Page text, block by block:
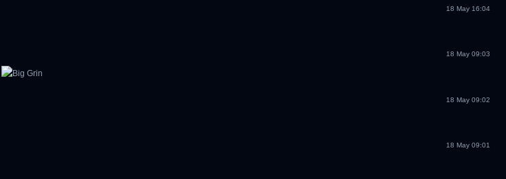
18 May 16:04
18 May 09:03
18 May 09:02
18 May 09:01